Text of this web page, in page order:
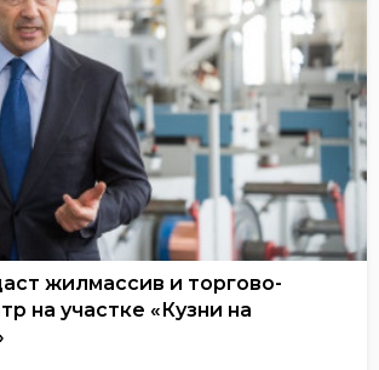
жилмассив и торгово-
на участке «Кузни на